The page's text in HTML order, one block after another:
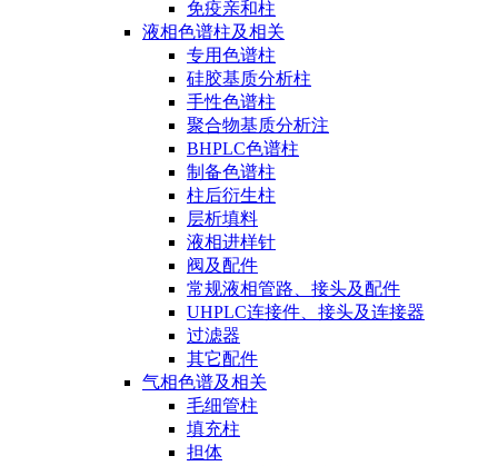
免疫亲和柱
液相色谱柱及相关
专用色谱柱
硅胶基质分析柱
手性色谱柱
聚合物基质分析注
BHPLC色谱柱
制备色谱柱
柱后衍生柱
层析填料
液相进样针
阀及配件
常规液相管路、接头及配件
UHPLC连接件、接头及连接器
过滤器
其它配件
气相色谱及相关
毛细管柱
填充柱
担体